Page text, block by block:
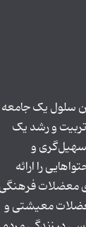
سلول یک جامعه
و رشد یک
و
را ارائه
معضلات
معیشتی و